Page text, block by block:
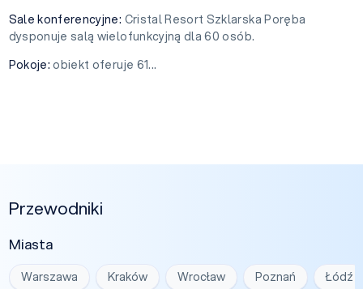
Sale konferencyjne: Cristal Resort Szklarska Poręba
dysponuje salą wielofunkcyjną dla 60 osób.
Pokoje:obiekt oferuje 61...
Przewodniki
Miasta
Warszawa Kraków Wrocław Poznań Łódź